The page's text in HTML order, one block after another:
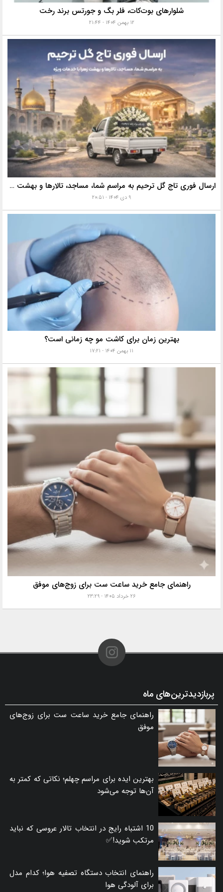
شلوارهای بوت‌کات، فلر بگ و جورتس برند رخت
۱۲ بهمن ۱۴۰۴ - ۲۱:۴۴
ارسال فوری تاج گل ترحیم به مراسم شما، مساجد، تالارها و بهشت زهرا با خدمات ویژه
۹ دی ۱۴۰۴ - ۲۰:۵۱
بهترین زمان برای کاشت مو چه زمانی است؟
۱۱ بهمن ۱۴۰۴ - ۱۷:۲۱
راهنمای جامع خرید ساعت ست برای زوج‌های موفق
۲۶ خرداد ۱۴۰۵ - ۲۳:۲۹
پربازدیدترین‌های ماه
راهنمای جامع خرید ساعت ست برای زوج‌های
موفق
بهترین ایده برای مراسم چهلم؛ نکاتی که کمتر به
آن‌ها توجه می‌شود
10 اشتباه رایج در انتخاب تالار عروسی که نباید
مرتکب شوید!✅
راهنمای انتخاب دستگاه تصفیه هوا؛ کدام مدل
برای آلودگی هوا